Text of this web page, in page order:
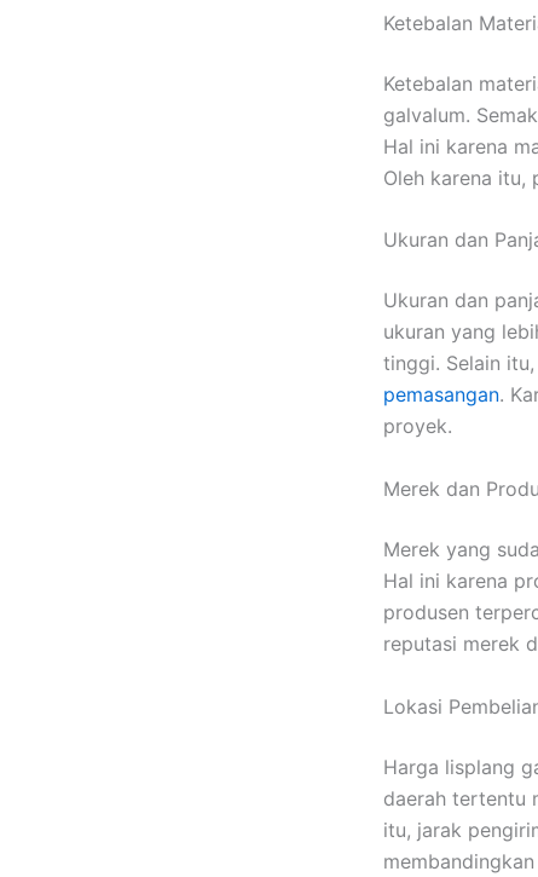
Ketebalan
Ketebalan
galvalum.
Hal ini karena
Oleh karena itu,
Ukuran dan
Ukuran dan
ukuran yang
tinggi. Selain
pemasangan.
proyek.
Merek dan
Merek yang
Hal ini karena
produsen
reputasi merek
Lokasi
Harga lisplang
daerah tertentu
itu, jarak